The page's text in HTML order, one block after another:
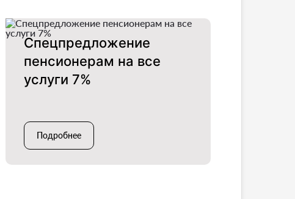
Спецпредложение
пенсионерам на все
услуги 7%
Подробнее